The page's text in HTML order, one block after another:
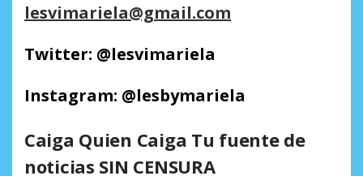
lesvimariela@gmail.com
Twitter: @lesvimariela
Instagram: @lesbymariela
Caiga Quien Caiga Tu fuente de
noticias SIN CENSURA